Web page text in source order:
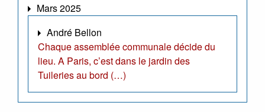
Mars 2025
André Bellon
Chaque assemblée communale décide du
lieu. A Paris, c’est dans le jardin des
Tuileries au bord (…)